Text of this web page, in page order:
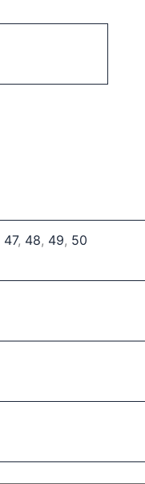
47, 48, 49, 50